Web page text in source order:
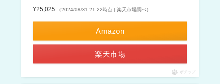
¥25,025 （2024/08/31 21:22時点 | 楽天市場調べ）
Amazon
楽天市場
ポチップ